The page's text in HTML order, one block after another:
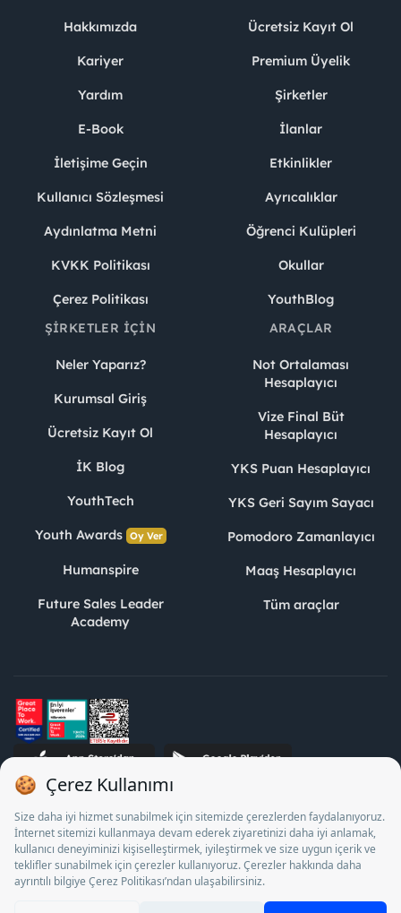
Hakkımızda
Kariyer
Yardım
E-Book
İletişime Geçin
Kullanıcı Sözleşmesi
Aydınlatma Metni
KVKK Politikası
Çerez Politikası
Ücretsiz Kayıt Ol
Premium Üyelik
Şirketler
İlanlar
Etkinlikler
Ayrıcalıklar
Öğrenci Kulüpleri
Okullar
YouthBlog
ŞIRKETLER İÇIN
Neler Yaparız?
Kurumsal Giriş
Ücretsiz Kayıt Ol
İK Blog
YouthTech
Youth Awards Oy Ver
Humanspire
Future Sales Leader
Academy
ARAÇLAR
Not Ortalaması
Hesaplayıcı
Vize Final Büt
Hesaplayıcı
YKS Puan Hesaplayıcı
YKS Geri Sayım Sayacı
Pomodoro Zamanlayıcı
Maaş Hesaplayıcı
Tüm araçlar
STJ İnsan Kaynakları Bilişim ve Danışmanlık A.Ş. Özel İstihdam
Bürosu Olarak 13/05/2025 - 12/05/2028 tarihleri arasında
faaliyette bulunmak üzere, Türkiye İş Kurumu tarafından
18/04/2025 tarih ve 18095710 sayılı karar uyarınca 1078 nolu
belge ile faaliyet göstermektedir. 4904 sayılı kanun uyarınca iş